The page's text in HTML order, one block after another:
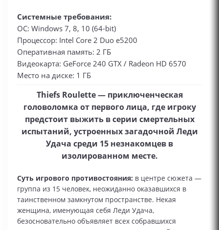
Системные требования:
ОС: Windows 7, 8, 10 (64-bit)
Процессор: Intel Core 2 Duo e5200
Оперативная память: 2 ГБ
Видеокарта: GeForce 240 GTX / Radeon HD 6570
Место на диске: 1 ГБ
Thiefs Roulette — приключенческая
головоломка от первого лица, где игроку
предстоит выжить в серии смертельных
испытаний, устроенных загадочной Леди
Удача среди 15 незнакомцев в
изолированном месте.
Суть игрового противостояния: в центре сюжета —
группа из 15 человек, неожиданно оказавшихся в
таинственном замкнутом пространстве. Некая
женщина, именующая себя Леди Удача,
безосновательно объявляет всех собравшихся